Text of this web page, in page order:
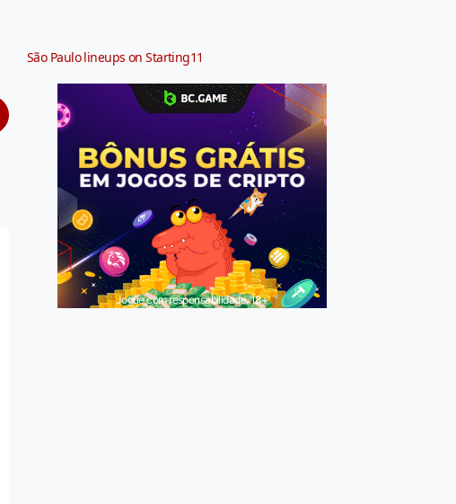
São Paulo lineups on Starting11
Jogue com responsabilidade. 18+